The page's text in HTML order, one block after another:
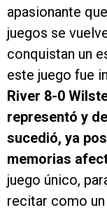
apasionante
juegos se
conquistan un
este juego fue
River 8-0
representó y
sucedió, ya
memorias
juego único,
recitar como